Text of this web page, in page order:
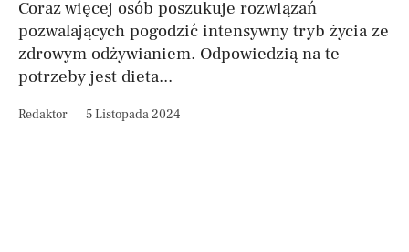
Coraz więcej osób poszukuje rozwiązań
pozwalających pogodzić intensywny tryb życia ze
zdrowym odżywianiem. Odpowiedzią na te
potrzeby jest dieta...
Redaktor 5 Listopada 2024